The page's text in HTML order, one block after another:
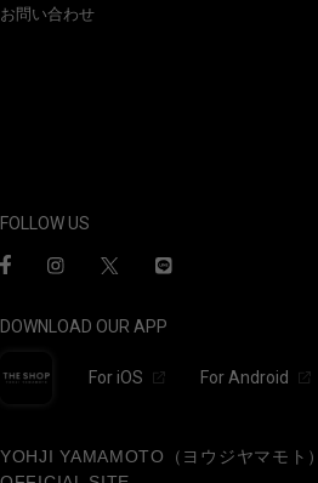
お問い合わせ
FOLLOW US
DOWNLOAD OUR APP
For iOS For Android
YOHJI YAMAMOTO（ヨウジヤマモト）